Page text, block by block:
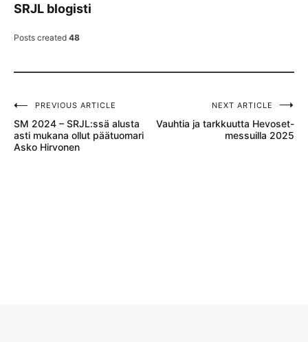
SRJL blogisti
Posts created 48
Artikkelien
selaus
PREVIOUS ARTICLE
SM 2024 – SRJL:ssä alusta
asti mukana ollut päätuomari
Asko Hirvonen
NEXT ARTICLE
Vauhtia ja tarkkuutta Hevoset-
messuilla 2025